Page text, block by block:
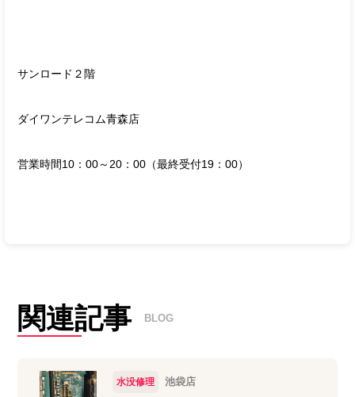
サンロード２階
ダイワンテレコム青森店
営業時間10 ：00～20 ：00 （最終受付19 ：00）
関連記事 BLOG
水没修理 池袋店